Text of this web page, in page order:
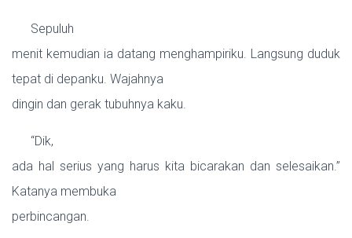
Sepuluh
menit kemudian ia datang menghampiriku. Langsung duduk
tepat di depanku. Wajahnya
dingin dan gerak tubuhnya kaku.
“Dik,
ada hal serius yang harus kita bicarakan dan selesaikan.”
Katanya membuka
perbincangan.